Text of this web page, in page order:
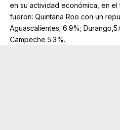
en su actividad económica, en el
fueron: Quintana Roo con un
Aguascalientes; 6.9%;
Campeche 5.3%.